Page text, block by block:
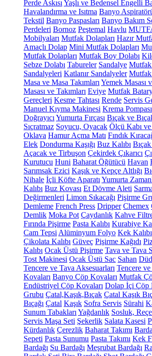
Perde Askısı Yaşlı ve Bedensel Engelli
Havalandırma ve Isıtma Banyo
Tekstil Banyo Paspasları Banyo Bakım
Perdeleri Bornoz Peştemal Havlu
Mobilyaları Mutfak Dolapları Hazır
Amaçlı Dolap Mini Mutfak Dolapları
Mutfak Dolapları Mutfak Boy Dolabı
Sebze Dolabı Tabureler Sandalye Mutfak
Sandalyeleri Katlanır Sandalyeler Mutfak
Masa ve Masa Takımları Yemek Masası
Masası ve Takımları Eviye Mutfak
Gereçleri Kesme Tahtası Rende Servis
Manuel Kıyma Makinesi Krema Pompası
Doğrayıcı Yumurta Fırçası Bıçak ve
Sıçratmaz Soyucu, Oyacak Ölçü Kabı ve
Oklava Hamur Açma Matı Fındık
Elek Dondurma Kaşığı Buz Kalıbı
Açacak ve Tirbuşon Çekirdek Çıkarıcı
Kurutucu Huni Baharat Öğütücü Havan
Sarımsak Ezici Kaşık ve Kepçe Altlığı
Nihale İçli Köfte Aparatı Yumurta
Kalıbı Buz Kovası Et Dövme Aleti
Değirmenleri Limon Sıkacağı Pişirme
Demleme French Press Dripper Chemex
Demlik Moka Pot Çaydanlık Kahve
Fırında Pişirme Pasta Kalıbı Kurabiye
Cam Tepsi Alüminyum Folyo Kek Kalıbı
Çikolata Kalıbı Güveç Pişirme Kağıdı
Kalıbı Ocak Üstü Pişirme Tava ve Tava
Tost Makinesi Ocak Üstü Sac Sahan
Tencere ve Tava Aksesuarları Tencere
Kovaları Banyo Çöp Kovaları Mutfak
Endüstriyel Çöp Kovaları Dolap İçi Çöp
Grubu Çatal,Kaşık,Bıçak Çatal Kaşık
Bıçağı Çatal Kaşık Sofra Servis Sürahi
Sunum Tabakları Yağdanlık Sosluk,
Servis Maşa Seti Şekerlik Salata Kasesi
Kürdanlık Çerezlik Baharat Takımı
Sepeti Pasta Sunumu Pasta Takımı Kek
Bardağı Su Bardağı Meşrubat Bardağı